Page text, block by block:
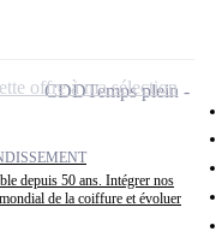
depuis 50 ans. Intégrer nos
de la coiffure et évoluer
CDDTemps plein
offre à ma sélection